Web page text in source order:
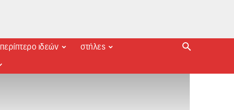
περίπτερο ιδεών στήλες